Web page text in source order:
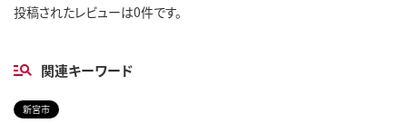
投稿されたレビューは0件です。
関連キーワード
新宮市